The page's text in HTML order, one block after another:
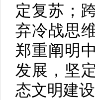
定复苏；
弃冷战思
郑重阐明
发展，坚
态文明建设